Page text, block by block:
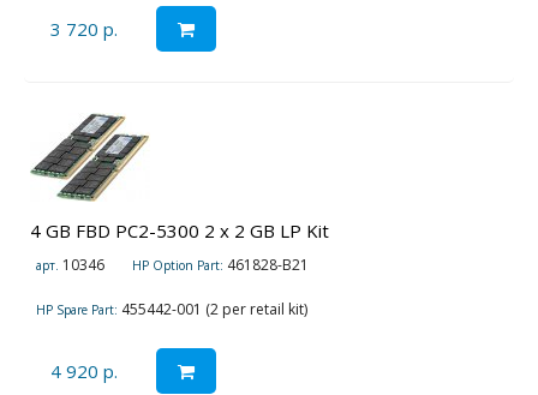
3 720 р.
4 GB FBD PC2-5300 2 x 2 GB LP Kit
арт. 10346 HP Option Part: 461828-B21
HP Spare Part: 455442-001 (2 per retail kit)
4 920 р.